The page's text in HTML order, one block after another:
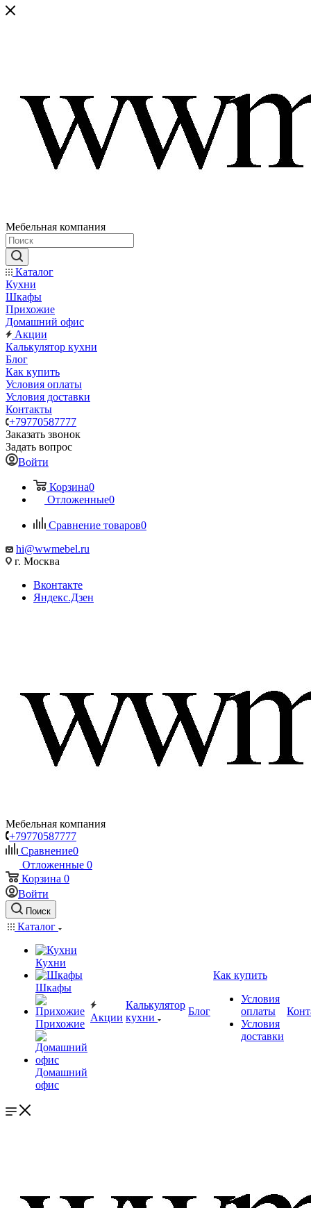
Мебельная компания
Каталог
Кухни
Шкафы
Прихожие
Домашний офис
Акции
Калькулятор кухни
Блог
Как купить
Условия оплаты
Условия доставки
Контакты
+79770587777
Заказать звонок
Задать вопрос
Войти
Корзина0
Отложенные0
Сравнение товаров0
hi@wwmebel.ru
г. Москва
Вконтакте
Яндекс.Дзен
Мебельная компания
+79770587777
Сравнение0
Отложенные 0
Корзина 0
Войти
Поиск
Каталог
Кухни
Шкафы
Прихожие
Домашний
офис
Акции
Калькулятор
кухни
Блог
Как купить
Условия
оплаты
Условия
доставки